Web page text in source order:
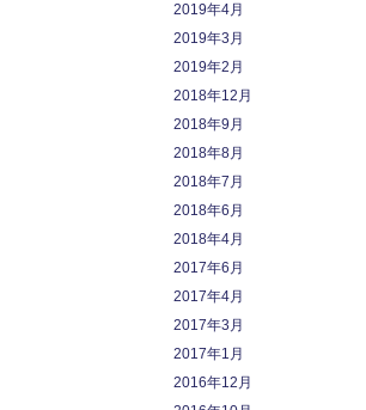
2019年4月
2019年3月
2019年2月
2018年12月
2018年9月
2018年8月
2018年7月
2018年6月
2018年4月
2017年6月
2017年4月
2017年3月
2017年1月
2016年12月